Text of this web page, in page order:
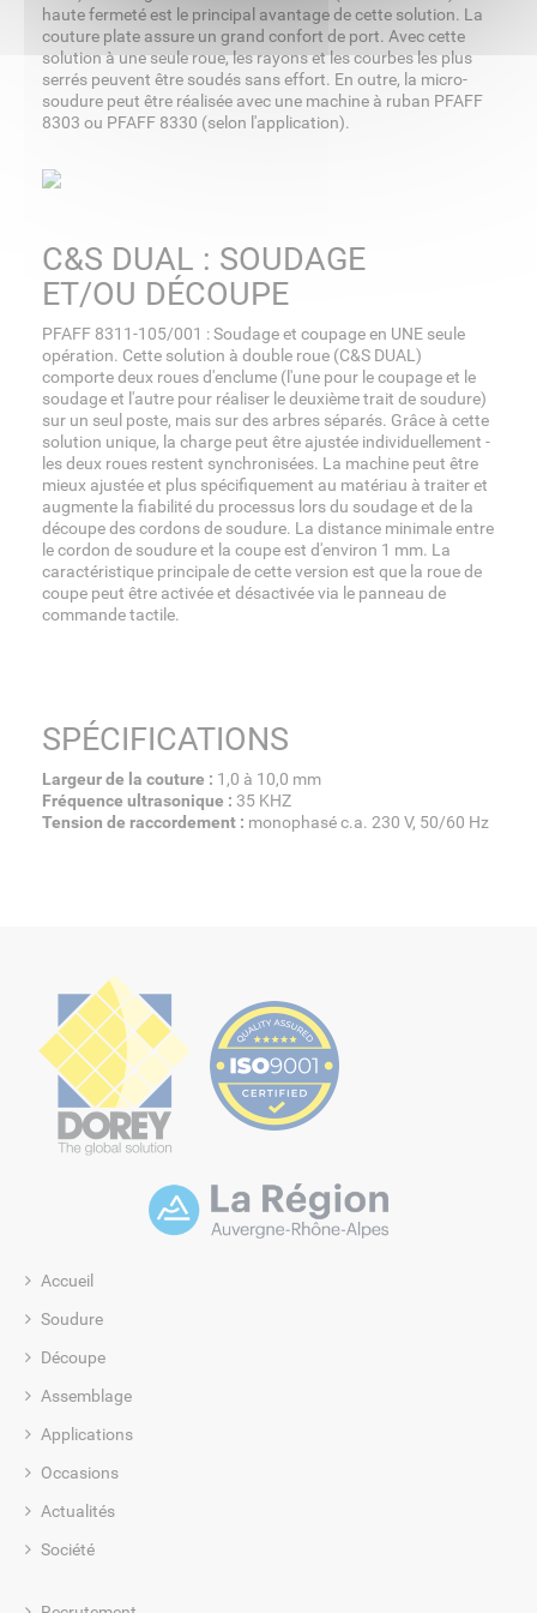
haute fermeté est le principal avantage de cette solution. La
couture plate assure un grand confort de port. Avec cette
solution à une seule roue, les rayons et les courbes les plus
serrés peuvent être soudés sans effort. En outre, la micro-
soudure peut être réalisée avec une machine à ruban PFAFF
8303 ou PFAFF 8330 (selon l'application).
C&S DUAL : SOUDAGE
ET/OU DÉCOUPE
PFAFF 8311-105/001 : Soudage et coupage en UNE seule
opération. Cette solution à double roue (C&S DUAL)
comporte deux roues d'enclume (l'une pour le coupage et le
soudage et l'autre pour réaliser le deuxième trait de soudure)
sur un seul poste, mais sur des arbres séparés. Grâce à cette
solution unique, la charge peut être ajustée individuellement -
les deux roues restent synchronisées. La machine peut être
mieux ajustée et plus spécifiquement au matériau à traiter et
augmente la fiabilité du processus lors du soudage et de la
découpe des cordons de soudure. La distance minimale entre
le cordon de soudure et la coupe est d'environ 1 mm. La
caractéristique principale de cette version est que la roue de
coupe peut être activée et désactivée via le panneau de
commande tactile.
SPÉCIFICATIONS
Largeur de la couture : 1,0 à 10,0 mm
Fréquence ultrasonique : 35 KHZ
Tension de raccordement : monophasé c.a. 230 V, 50/60 Hz
Accueil
Soudure
Découpe
Assemblage
Applications
Occasions
Actualités
Société